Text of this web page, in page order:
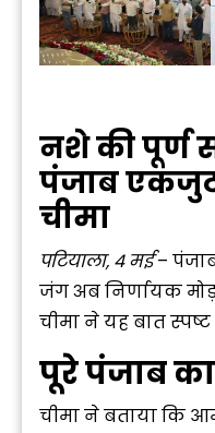
नशे की पूर्ण
पंजाब
चीमा
पटियाला, 4 मई–
जंग अब निर्णायक मोड़
चीमा ने यह बात
पूरे पंजाब
चीमा ने बताया कि